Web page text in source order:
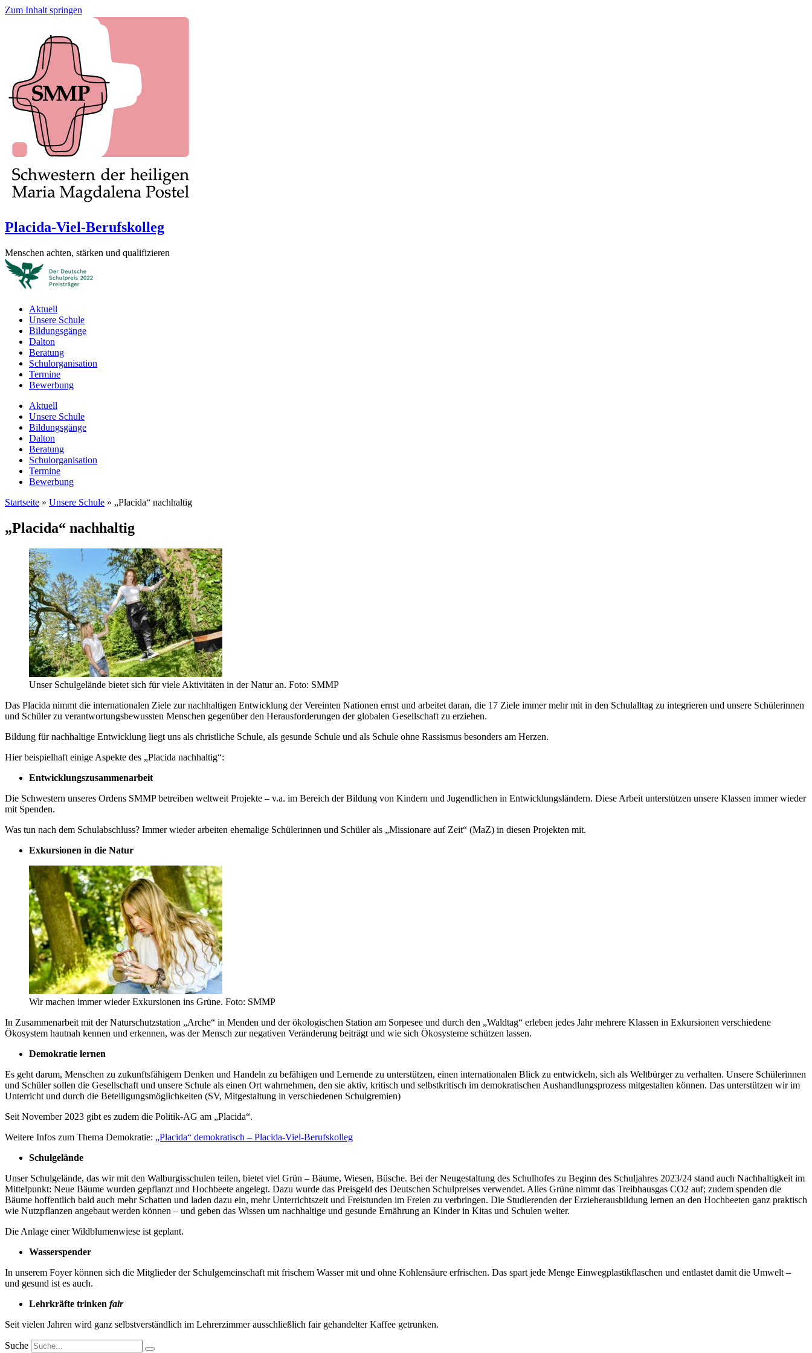
Zum Inhalt springen
Placida-Viel-Berufskolleg
Menschen achten, stärken und qualifizieren
Aktuell
Unsere Schule
Bildungsgänge
Dalton
Beratung
Schulorganisation
Termine
Bewerbung
Aktuell
Unsere Schule
Bildungsgänge
Dalton
Beratung
Schulorganisation
Termine
Bewerbung
Startseite » Unsere Schule » „Placida“ nachhaltig
„Placida“ nachhaltig
Unser Schulgelände bietet sich für viele Aktivitäten in der Natur an. Foto: SMMP
Das Placida nimmt die internationalen Ziele zur nachhaltigen Entwicklung der Vereinten Nationen ernst und arbeitet daran, die 17 Ziele immer mehr mit in den Schulalltag zu integrieren und unsere Schülerinnen
und Schüler zu verantwortungsbewussten Menschen gegenüber den Herausforderungen der globalen Gesellschaft zu erziehen.
Bildung für nachhaltige Entwicklung liegt uns als christliche Schule, als gesunde Schule und als Schule ohne Rassismus besonders am Herzen.
Hier beispielhaft einige Aspekte des „Placida nachhaltig“:
Entwicklungszusammenarbeit
Die Schwestern unseres Ordens SMMP betreiben weltweit Projekte – v.a. im Bereich der Bildung von Kindern und Jugendlichen in Entwicklungsländern. Diese Arbeit unterstützen unsere Klassen immer wieder
mit Spenden.
Was tun nach dem Schulabschluss? Immer wieder arbeiten ehemalige Schülerinnen und Schüler als „Missionare auf Zeit“ (MaZ) in diesen Projekten mit.
Exkursionen in die Natur
Wir machen immer wieder Exkursionen ins Grüne. Foto: SMMP
In Zusammenarbeit mit der Naturschutzstation „Arche“ in Menden und der ökologischen Station am Sorpesee und durch den „Waldtag“ erleben jedes Jahr mehrere Klassen in Exkursionen verschiedene
Ökosystem hautnah kennen und erkennen, was der Mensch zur negativen Veränderung beiträgt und wie sich Ökosysteme schützen lassen.
Demokratie lernen
Es geht darum, Menschen zu zukunftsfähigem Denken und Handeln zu befähigen und Lernende zu unterstützen, einen internationalen Blick zu entwickeln, sich als Weltbürger zu verhalten. Unsere Schülerinnen
und Schüler sollen die Gesellschaft und unsere Schule als einen Ort wahrnehmen, den sie aktiv, kritisch und selbstkritisch im demokratischen Aushandlungsprozess mitgestalten können. Das unterstützen wir im
Unterricht und durch die Beteiligungsmöglichkeiten (SV, Mitgestaltung in verschiedenen Schulgremien)
Seit November 2023 gibt es zudem die Politik-AG am „Placida“.
Weitere Infos zum Thema Demokratie: „Placida“ demokratisch – Placida-Viel-Berufskolleg
Schulgelände
Unser Schulgelände, das wir mit den Walburgisschulen teilen, bietet viel Grün – Bäume, Wiesen, Büsche. Bei der Neugestaltung des Schulhofes zu Beginn des Schuljahres 2023/24 stand auch Nachhaltigkeit im
Mittelpunkt: Neue Bäume wurden gepflanzt und Hochbeete angelegt. Dazu wurde das Preisgeld des Deutschen Schulpreises verwendet. Alles Grüne nimmt das Treibhausgas CO2 auf; zudem spenden die
Bäume hoffentlich bald auch mehr Schatten und laden dazu ein, mehr Unterrichtszeit und Freistunden im Freien zu verbringen. Die Studierenden der Erzieherausbildung lernen an den Hochbeeten ganz praktisch
wie Nutzpflanzen angebaut werden können – und geben das Wissen um nachhaltige und gesunde Ernährung an Kinder in Kitas und Schulen weiter.
Die Anlage einer Wildblumenwiese ist geplant.
Wasserspender
In unserem Foyer können sich die Mitglieder der Schulgemeinschaft mit frischem Wasser mit und ohne Kohlensäure erfrischen. Das spart jede Menge Einwegplastikflaschen und entlastet damit die Umwelt –
und gesund ist es auch.
Lehrkräfte trinken fair
Seit vielen Jahren wird ganz selbstverständlich im Lehrerzimmer ausschließlich fair gehandelter Kaffee getrunken.
Suche